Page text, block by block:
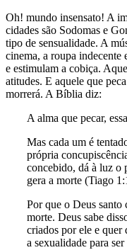
Oh! mundo insensato! A
cidades são Sodomas e
tipo de sensualidade. A
cinema, a roupa
e estimulam a cobiça.
atitudes. E aquele que
morrerá. A Bíblia diz:
A alma que pecar,
Mas cada um é
própria
concebido, dá à luz o
gera a morte (Tiago
Por que o Deus santo
morte. Deus sabe
criados por ele e quer
a sexualidade para